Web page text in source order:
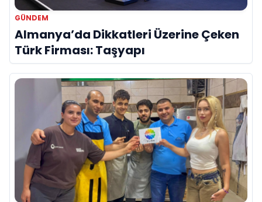
GÜNDEM
Almanya’da Dikkatleri Üzerine Çeken
Türk Firması: Taşyapı